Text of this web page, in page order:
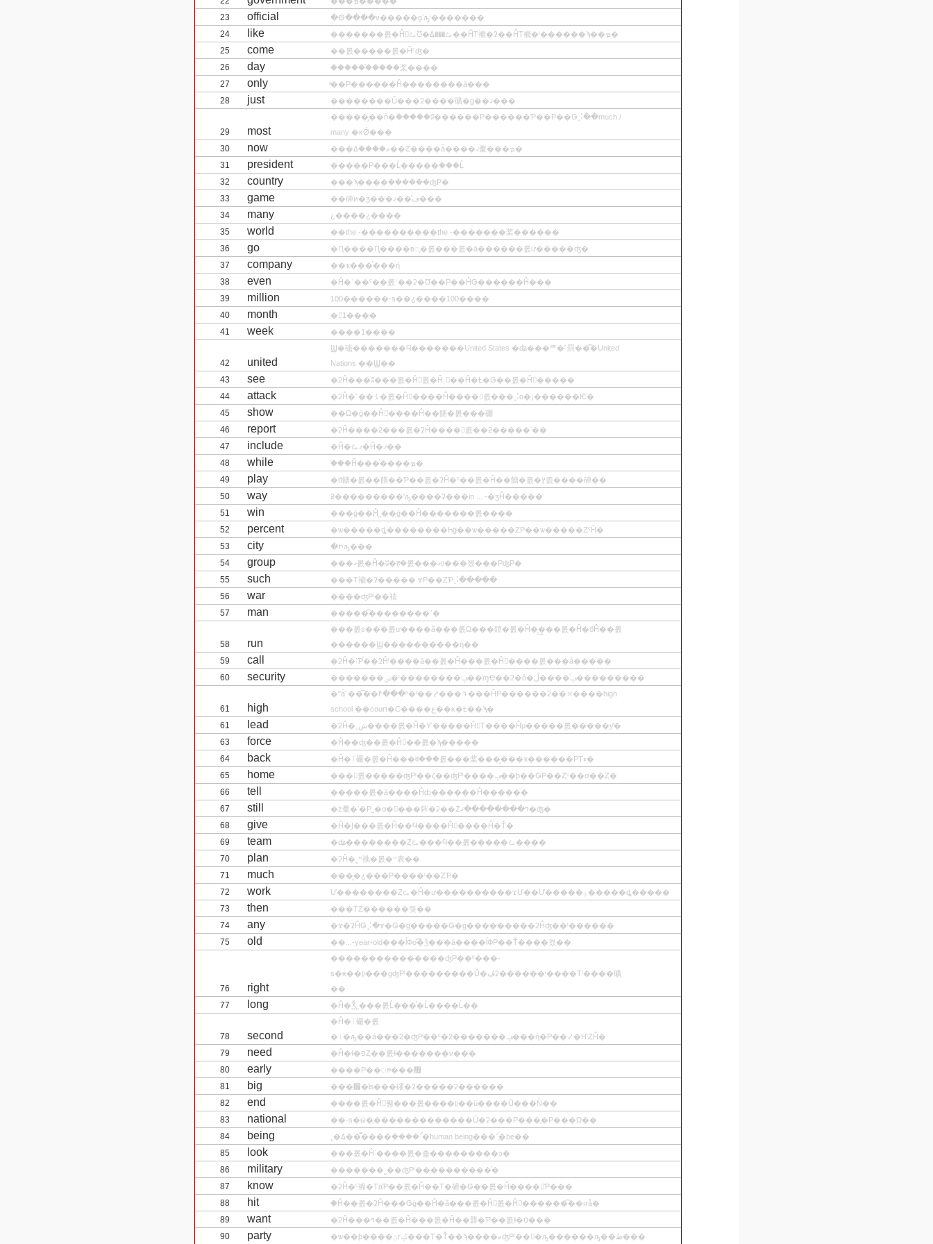
23 official �ⴱ����ν�����ɡʼԡˡ�������
24 like �������롨�Ĥ򹥤ࡨƱ�ࡨ���ߡ��ĤΤ褦�ʡ��ĤΤ褦�ˡ������ϡ��ܡ�
25 come ��롨�����롨�Ĥˤʤ�
26 day ������֡����桨����
27 only ͣ��Ρ������Ĥ��������ä���
28 just ��������Ŭ���ʡ����礦�ɡ��ޤ���
29 most
�����̡��ǹ�ۡ�����ʬ������Ρ������Ƥ��Ρ��Ǥ⡨��much /
many �κǾ���
30 now ���ޡ����ߡ��Ȥ����ǡ����ޤ䡨���ܡ�
31 president �����Ρ���Ĺ�����ۡ���Ĺ
32 country ���ϡ����ܹ������ʤΡ�
33 game ��硨ͷ�ӡ���ڡ�ͦ�ޤ���
34 many ¿����¿����
35 world ��the -����������the -�������桨������
36 go �Ԥ����Ԥ����в᤹�롨���롨�ä������롨ư�����ʤ�
37 company ��ҡ���֡���ή
38 even �Ĥ�ʿ��ˤ��롨ʿ��ʡ�Ʊ��Ρ��ĤǤ������Ĥ���
39 million 100������-s��¿����100����
40 month �1����
41 week ����1����
42 united
Ϣ�礷�������Ϥ�������United States �ʥ���ꥫ�˹罰��͡�United
Nations ��Ϣ��
43 see �ʡĤ���ʬ���롨�Ĥ򸫤롨�Ĥ˲񤦡��Ĥ�Ƚ�Ǥ��롨�Ĥ򸫤�����
44 attack �ʡĤ�˹��⤹�롨�Ĥ򽱤����Ĥ����񤹤롨���⡨ȯ�¡������Ѥ�
45 show ��Ω�ġ��Ĥ򼨤����Ĥ��餹�롨���硼
46 report �ʡĤ����ƻ���롨�ʡĤ����𤹤롨��ƻ�����ʽ��
47 include �Ĥ�ޤࡨ�Ĥ�ޤ��
48 while �֡��Ĥ���֡����ܡ�
49 play �б餹�롨��餵��Ƥ��롨�ʡĤ�ˤ��롨�Ĥ��餹�롨�ץ졼����硨��
50 way ƻ���������ʹԡ����ʡ���in ... -�ӡĤ�����
51 win ���ġ��Ĥ˾��ġ��Ĥ�������롨����
52 percent �ѡ�����ȡ��������Һġ��ѡ�����ȤΡ��ѡ�����ȤˤĤ�
53 city �Իԡ���
54 group ���ޤ롨�Ĥ�ʬ�ह�롨���ޤꡨ���졨���ΡʤΡ�
55 such ���Τ褦�ʡ�����ۤɤΡ��ȤƤ⡨�����
56 war ����ʤΡˡ��褤
57 man �����͡��������ʹ�
58 run
���롨ƨ���롨ư����ã���롨Ω���䤹�롨�Ĥ�̩͢���롨�Ĥ�бĤ��롨
������Ϣ����������ή��
59 call �ʡĤ�˸Ƥ֡��ʡĤˡ����ä��롨�Ĥ���롨�Ĥ򾤽����롨���á�����
60 security �������ݾ�ˡ��������ݡ��ɱҼ��ʡ�ô�ݡ�ͭ���ڷ���������
61 high
�ʺǡ˹��͡��ⵤ���ʰ�ˡ��⤤���⤵���ĤΡ������ʡ��⤯����high
school ��court�Ϲ����ع��κ�Ƚ��ϡ�
61 lead �ʡĤ�˻ش����롨�Ĥ�Ƴ�����Ĥ򤷤Τ����Ĥμ�̤����롨�����ƴ�
63 force �Ĥ��ʤ��롨�Ĥ򶯤��롨�ϡ�����
64 back �Ĥ�ٱ礹�롨�Ĥ���व���롨���桨���̡���ҡ������ΡΤء�
65 home ���𤹤롨�����ʤΡˡ��ζ��ʤΡˡ����ݡ��ϸ��ǤΡ��Ȥˤ��ơ��Ȥ�
66 tell �����롨�ä����Ĥȸ������Ĥ���̤���
67 still �ż䡨�ʼ�Ρ˾�α����䤫�ʡ��Żߤ��������ޤ�ʤ�
68 give �Ĥ�Ϳ���롨�Ĥ��Ϥ����Ĥ򼨤����Ĥ�Ť�
69 team �ʥ��������Ȥࡨ���Ϥ��롨�����ࡨ����
70 plan �ʡĤ�˷ײ褹�롨�ײ表��
71 much ���̡�¿���Ρ����ˡ��ȤƤ�
72 work Ư��������Ȥࡨ�Ĥ�ư����������ϫƯ��Ư�����ٶ�����ȡ�����
73 then ���ΤȤ������줫��
74 any �ɤ�ʡĤǤ⡨�ɤ�Ǥ�ġ�����Ǥ�ġ���������ʡĤʤ��ˡ������
75 old ��...-year-old���ĺФο͡͡�ǯ���ä����ĺФΡ��Ť����켰��
76 right
���������������ʤΡ��ˡˡ���-
s�ӿ��ꡨ���ɡʤΡˡ���������Ŭ�ڤʡ������ˡ����Τˡ����礦
��
77 long �Ĥ�Ǯ˾���롨Ĺ���֡�Ĺ����Ĺ��
78 second
�Ĥ�ٱ礹�롨
�ٱ�ԡ��á���2�ʤΡ��ˡˡ�2�������ݡ���ή�Ρ��⤦�ҤȤĤ�
79 need �Ĥ�ɬ�פȤ��롨ɬ�������ν���
80 early ����Ρ��ᤤ���᤯
81 big ���׿�ʪ���礭�ʡ�����ʡ������
82 end ����롨�Ĥ򽪷뤵���롨����ꡨ��ü����Ū���Ǹ��
83 national ��-s�ӹ�̱�������������Ū�ʡ���Ρ���̱�Ρ���Ω��
84 being ¸�ߡ���̿���ܼ����ʹ֡�human being���ʹ֡͢�be��
85 look ���롨�Ĥ˸����롨�츫���������ͻ�
86 military �������˷��ʤΡˡ����������ͤ�
87 know �ʡĤ�ˤ褯�ΤäƤ��롨�Ĥ��Τ�礤�Ǥ��롨�Ĥ����򤷤Ƥ���
88 hit �֤Ĥ��롨�ʡĤ���Ǥġ��Ĥ�ã���롨�Ĥ򲥤롨�Ĥ򽱤������͡��ҥå�
89 want �ʡĤ���ߤ��롨�Ĥ���롨�Ĥ��礱�Ƥ��롨ɬ�ס���­
90 party �ѡ��ƥ����ؽгݤ���Τ�Ť��ϡ����ޡʤΡˡ��񡨰�ԡ������ԡ��ط���